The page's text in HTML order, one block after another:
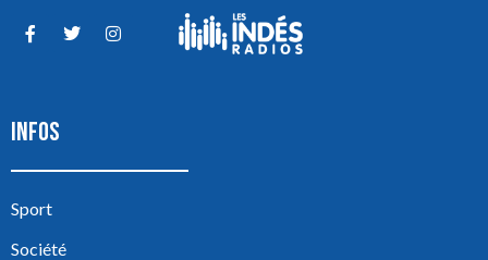
INFOS
Sport
Société